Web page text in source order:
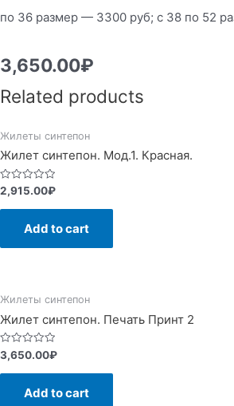
по 36 размер — 3300 руб; с 38 по 52
3,650.00₽
Related products
Жилеты синтепон
Жилет синтепон. Мод.1. Красная.
Rated
out
2,915.00₽
Add to cart
Жилеты синтепон
Жилет синтепон. Печать Принт 2
Rated
0
out
3,650.00₽
Add to cart